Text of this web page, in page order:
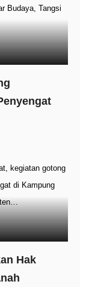
Budaya, Tangsi
kegiatan gotong
di Kampung
Hak